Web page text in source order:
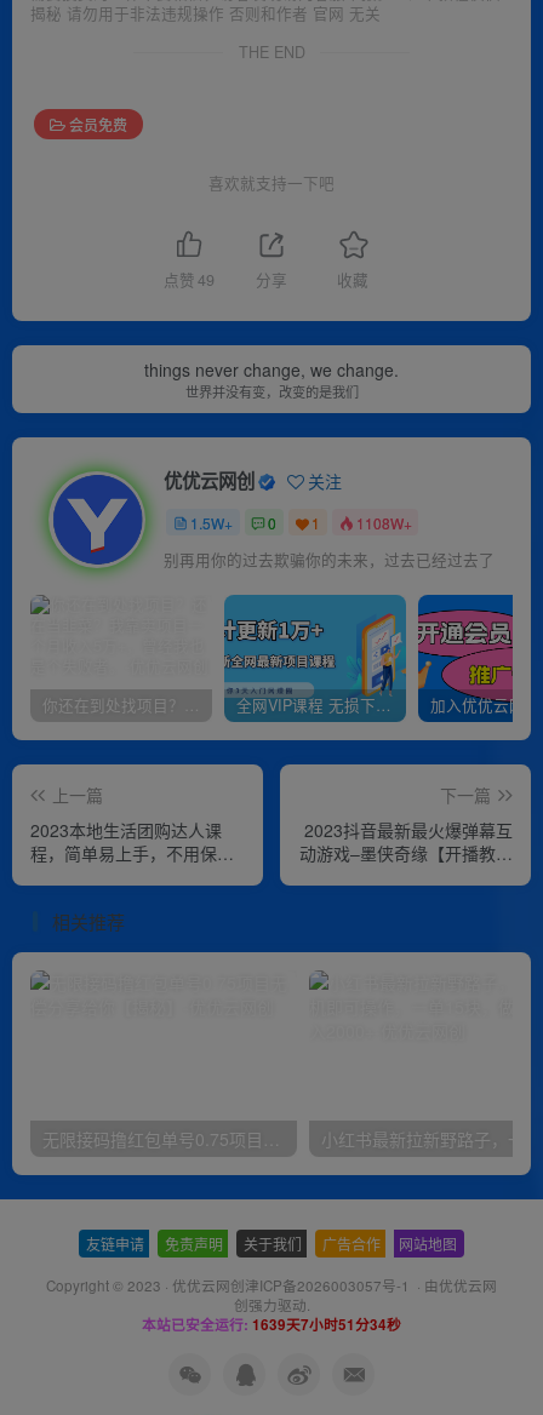
揭秘 请勿用于非法违规操作 否则和作者 官网 无关
THE END
会员免费
喜欢就支持一下吧
点赞49 分享 收藏
things never change, we change.
世界并没有变，改变的是我们
优优云网创 关注
1.5W+ 0 1 1108W+
别再用你的过去欺骗你的未来，过去已经过去了
你还在到处找项目？还在当韭菜？我靠卖项目一个月收入5万+，曾经我也是个失败者。 全网VIP课程 无损下载~
上一篇
2023本地生活团购达人课
程，简单易上手，不用保证
下一篇
2023抖音最新最火爆弹幕互
动游戏–墨侠奇缘【开播教程
相关推荐
无限接码撸红包单号0.75项目无偿分享给你【揭秘】
友链申请 免责声明 关于我们 广告合作 网站地图
Copyright © 2023 · 优优云网创津ICP备2026003057号-1 · 由优优云网
创强力驱动.
本站已安全运行: 1639天7小时51分35秒